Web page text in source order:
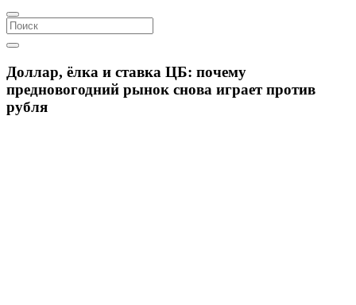
Доллар, ёлка и ставка ЦБ: почему
предновогодний рынок снова играет против
рубля